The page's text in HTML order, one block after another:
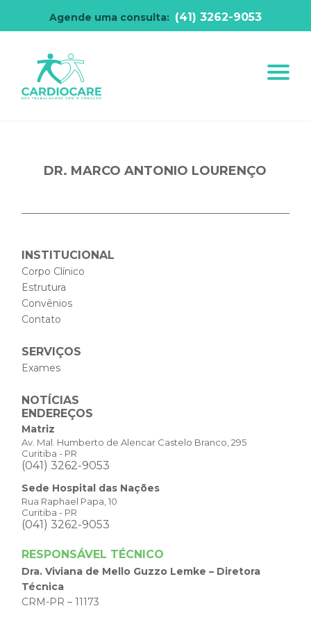
Agende uma consulta: (41) 3262-9053
DR. MARCO ANTONIO LOURENÇO
INSTITUCIONAL
Corpo Clínico
Estrutura
Convênios
Contato
SERVIÇOS
Exames
NOTÍCIAS
ENDEREÇOS
Matriz
Av. Mal. Humberto de Alencar Castelo Branco, 295
Curitiba - PR
(041) 3262-9053
Sede Hospital das Nações
Rua Raphael Papa, 10
Curitiba - PR
(041) 3262-9053
RESPONSÁVEL TÉCNICO
Dra. Viviana de Mello Guzzo Lemke – Diretora
Técnica
CRM-PR – 11173